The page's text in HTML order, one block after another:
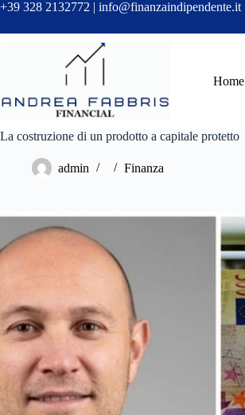
Salta
contenuto
+39 328 2132772 | info@finanzaindipendente.it
Home
La costruzione di un prodotto a capitale protetto
admin Finanza